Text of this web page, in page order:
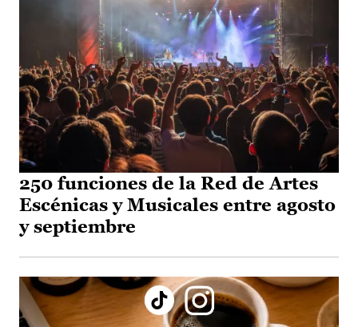
250 funciones de la Red de Artes
Escénicas y Musicales entre agosto
y septiembre